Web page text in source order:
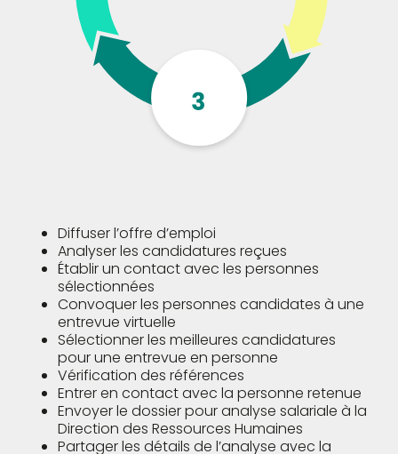
Diffuser l’offre d’emploi
Analyser les candidatures reçues
Établir un contact avec les personnes
sélectionnées
Convoquer les personnes candidates à une
entrevue virtuelle
Sélectionner les meilleures candidatures
pour une entrevue en personne
Vérification des références
Entrer en contact avec la personne retenue
Envoyer le dossier pour analyse salariale à la
Direction des Ressources Humaines
Partager les détails de l’analyse avec la